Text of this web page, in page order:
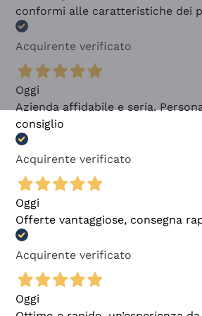
conformi alle caratteristiche dei
Acquirente verificato
Oggi
Azienda affidabile e seria.
consiglio
Acquirente verificato
Oggi
Offerte vantaggiose, consegna
Acquirente verificato
Oggi